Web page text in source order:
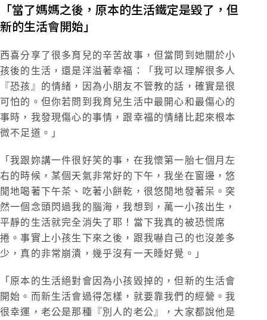
「當了媽媽之後，原本的生活鐵定是毀了，但
新的生活會開始」
西喜分享了很多育兒的辛苦故事，但當問到她關於小
孩後的生活，還是洋溢著幸福：「我可以理解很多人
『恐孩』的情緒，因為小朋友不管教的話，確實是很
可怕的。但你若問到我育兒生活中最開心和最傷心的
事時，我發現傷心的事情，跟幸福的情緒比起來根本
微不足道。」
「我跟妳講一件很好笑的事，在我懷第一胎七個月左
右的時候，某個天氣非常好的下午，我坐在窗邊，悠
閒地喝著下午茶、吃著小餅乾，很悠閒地發著呆。突
然一個念頭閃過我的腦海，我想到，萬一小孩出生，
平靜的生活就完全消失了耶！當下我真的被恐慌席
捲。事實上小孩生下來之後，跟我嚇自己的也沒差多
少，真的非常崩潰，幾乎沒有一天睡好覺。」
「原本的生活絕對會因為小孩毀掉的，但新的生活會
開始。而新生活會過得怎樣，就要靠我們的經營。我
很幸運，老公是那種『別人的老公』，大家都說他是